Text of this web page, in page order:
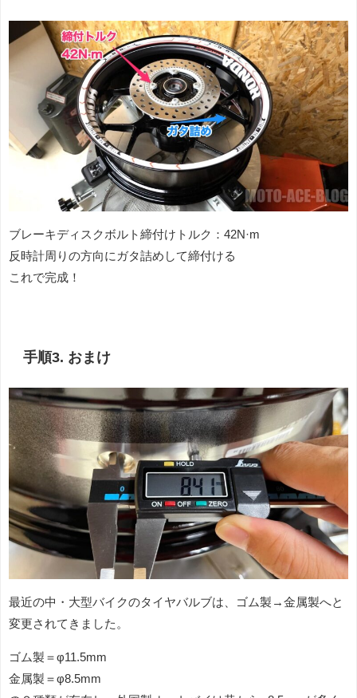
ブレーキディスクボルト締付けトルク：42N·m
反時計周りの方向にガタ詰めして締付ける
これで完成！
手順3. おまけ
最近の中・大型バイクのタイヤバルブは、ゴム製→金属製へと
変更されてきました。
ゴム製＝φ11.5mm
金属製＝φ8.5mm